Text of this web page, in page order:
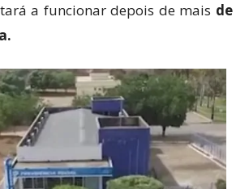
a funcionar depois de mais de